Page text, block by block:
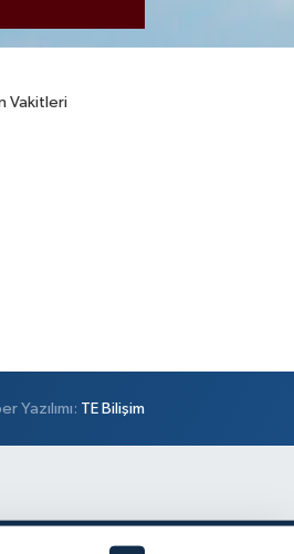
Vakitleri
Yazılımı: TE Bilişim